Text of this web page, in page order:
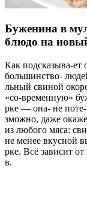
Буженина в
блюдо на
Как подсказыва-ет
большинство-
льный свиной
«со-временную»
рке — она- не поте-
зможно, даже
из любого мяса:
не менее вкусной
рке. Всё зависит
в.